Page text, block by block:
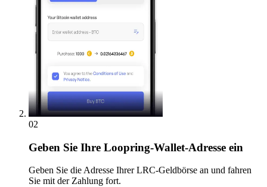
02
Geben Sie Ihre Loopring-Wallet-Adresse ein
Geben Sie die Adresse Ihrer LRC-Geldbörse an und fahren
Sie mit der Zahlung fort.